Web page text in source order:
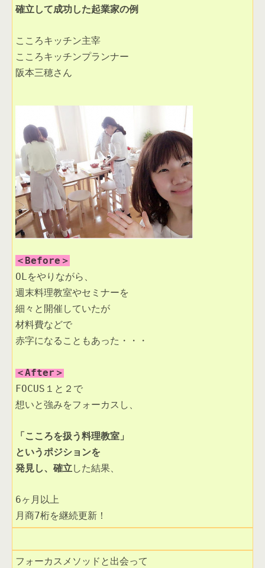
確立して成功した起業家の例
こころキッチン主宰
こころキッチンプランナー
阪本三穂さん
＜Before＞
OLをやりながら、
週末料理教室やセミナーを
細々と開催していたが
材料費などで
赤字になることもあった・・・
＜After＞
FOCUS１と２で
想いと強みをフォーカスし、
「こころを扱う料理教室」
というポジションを
発見し、確立した結果、
6ヶ月以上
月商7桁を継続更新！
フォーカスメソッドと出会って